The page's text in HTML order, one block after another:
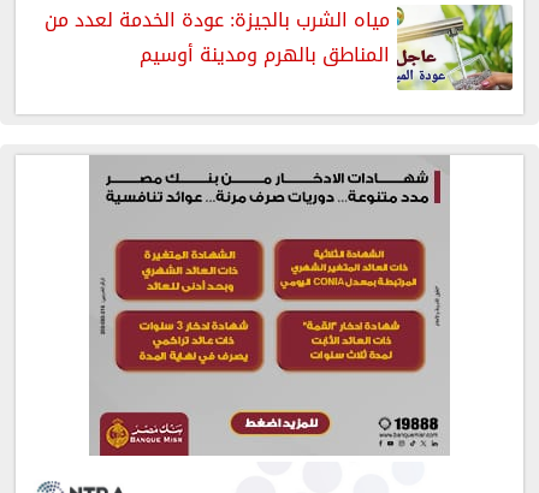
مياه الشرب بالجيزة: عودة الخدمة لعدد من
المناطق بالهرم ومدينة أوسيم